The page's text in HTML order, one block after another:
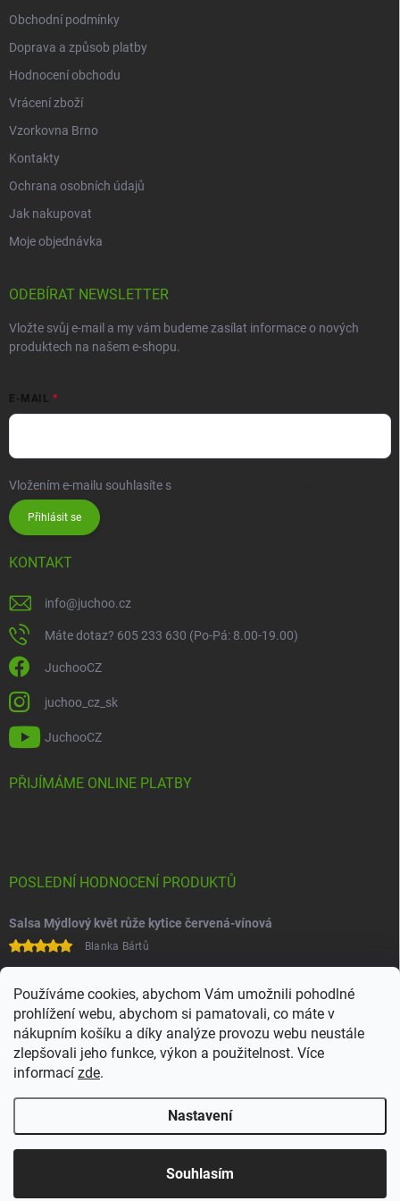
Používáme cookies, abychom Vám umožnili pohodlné
prohlížení webu, abychom si pamatovali, co máte v
nákupním košíku a díky analýze provozu webu neustále
zlepšovali jeho funkce, výkon a použitelnost. Více
informací zde.
Nastavení
Souhlasím
Obchodní podmínky
Doprava a způsob platby
Hodnocení obchodu
Vrácení zboží
Vzorkovna Brno
Kontakty
Ochrana osobních údajů
Jak nakupovat
Moje objednávka
ODEBÍRAT NEWSLETTER
Vložte svůj e-mail a my vám budeme zasílat informace o nových
produktech na našem e-shopu.
E-MAIL
Vložením e-mailu souhlasíte s
Přihlásit se
KONTAKT
info@juchoo.cz
Máte dotaz? 605 233 630 (Po-Pá: 8.00-19.00)
JuchooCZ
juchoo_cz_sk
JuchooCZ
PŘIJÍMÁME ONLINE PLATBY
POSLEDNÍ HODNOCENÍ PRODUKTŮ
Salsa Mýdlový květ růže kytice červená-vínová
Blanka Bártů
Copyright 2026Juchoo. Všechna práva vyhrazena.Upravit nastavení
cookies